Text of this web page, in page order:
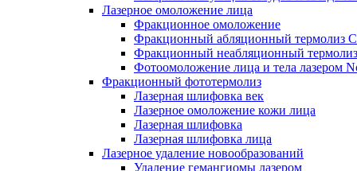
Лазерное омоложение лица
Фракционное омоложение
Фракционный абляционный термолиз
Фракционный неабляционный
Фотоомоложение лица и тела лазером
Фракционный фототермолиз
Лазерная шлифовка век
Лазерное омоложение кожи лица
Лазерная шлифовка
Лазерная шлифовка лица
Лазерное удаление новообразований
Удаление гемангиомы лазером